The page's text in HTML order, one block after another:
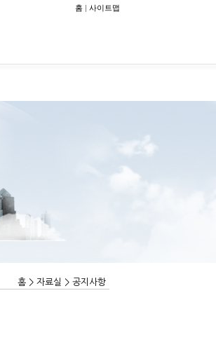
홈 | 사이트맵
홈 > 자료실 > 공지사항